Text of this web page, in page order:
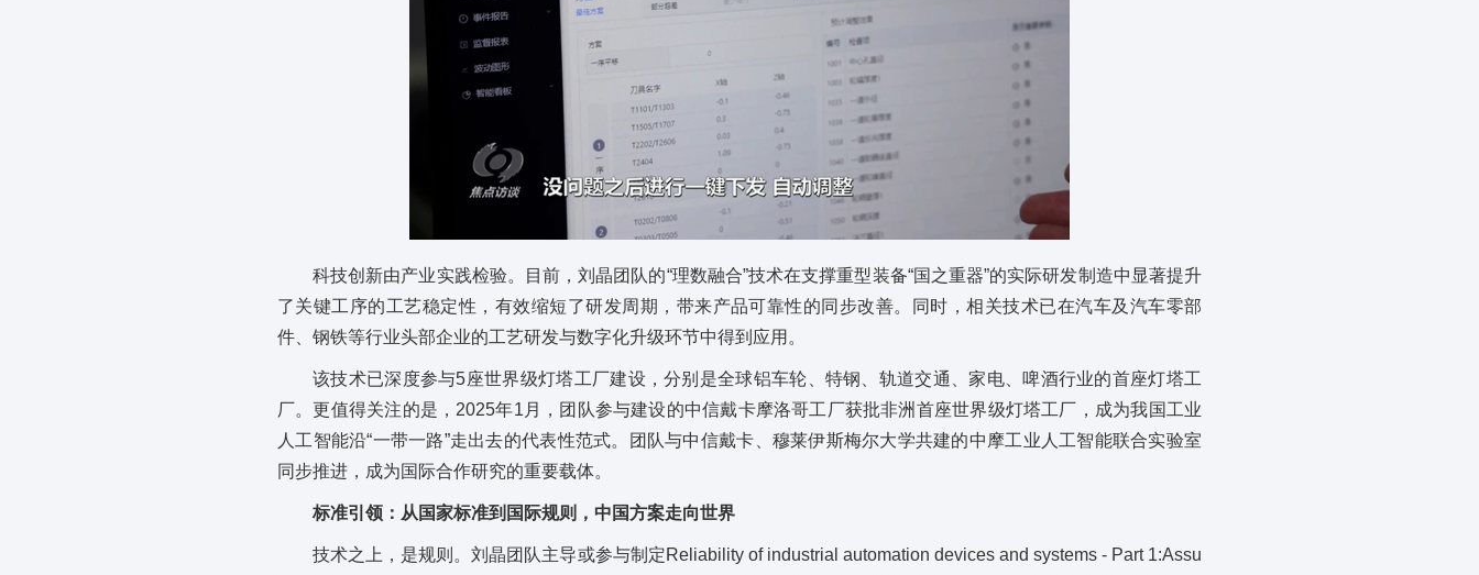
科技创新由产业实践检验。目前，刘晶团队的“理数融合”技术在支撑重型装备“国之重器”的实际研发制造中显著提升
了关键工序的工艺稳定性，有效缩短了研发周期，带来产品可靠性的同步改善。同时，相关技术已在汽车及汽车零部
件、钢铁等行业头部企业的工艺研发与数字化升级环节中得到应用。
该技术已深度参与5座世界级灯塔工厂建设，分别是全球铝车轮、特钢、轨道交通、家电、啤酒行业的首座灯塔工
厂。更值得关注的是，2025年1月，团队参与建设的中信戴卡摩洛哥工厂获批非洲首座世界级灯塔工厂，成为我国工业
人工智能沿“一带一路”走出去的代表性范式。团队与中信戴卡、穆莱伊斯梅尔大学共建的中摩工业人工智能联合实验室
同步推进，成为国际合作研究的重要载体。
标准引领： 从国家标准到国际规则， 中国方案走向世界
技术之上，是规则。刘晶团队主导或参与制定Reliability of industrial automation devices and systems - Part 1:Assu